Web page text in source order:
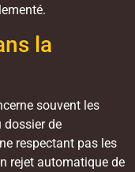
la
souvent les
de
respectant pas les
rejet automatique de